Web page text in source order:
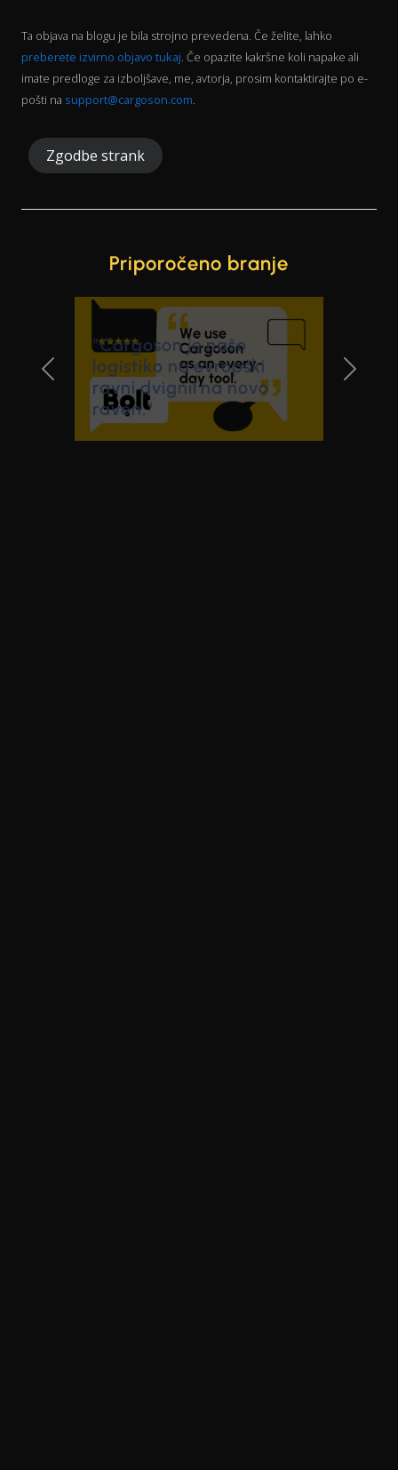
Ta objava na blogu je bila strojno prevedena. Če želite, lahko
preberete izvirno objavo tukaj. Če opazite kakršne koli napake ali
imate predloge za izboljšave, me, avtorja, prosim kontaktirajte po e-
pošti na support@cargoson.com.
Zgodbe strank
Priporočeno branje
AVK Group je zamenjal
e-poštne povpraševanja
za prevoz z enim
sistemom TMS
Janis Konovalciks
Previous Slide